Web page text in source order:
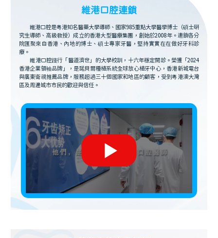
維港口腔連鎖
維港口腔是粵港知名醫藥大學導師、國家985重點大學醫學博士（碩士研
究生導師、高級教授）成立的香港大型醫療集團，創始於2008年。連鎖各分
院匯聚來自香港、內地的博士、碩士專家牙醫，堅持實實在在做好牙科診
療。
維港口腔踐行「醫道濟世」的大學校訓，十六年穩定開診。榮獲「2024
香港企業領袖品牌」，是諾貝爾種植系統全球放心植牙中心，香港新城電台
與廣東衛視推薦品牌，服務超過三十個國家和地區的顧客，受到粵港澳大灣
區及周邊城市市民的歡迎與信任。